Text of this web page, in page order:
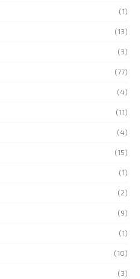
(1)
(13)
(3)
(77)
(4)
(11)
(4)
(15)
(1)
(2)
(9)
(1)
(10)
(3)